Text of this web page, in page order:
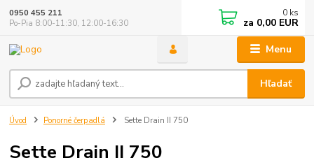
Menu
Hľadať
0950 455 211
Po-Pia 8:00-11:30, 12:00-16:30
0 ks
za 0,00 EUR
Úvod Ponorné čerpadlá Sette Drain II 750
Sette Drain II 750